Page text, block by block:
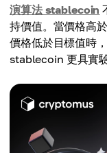
演算法 stablecoin
持價值。當價格高
價格低於目標值時
stablecoin 更具實